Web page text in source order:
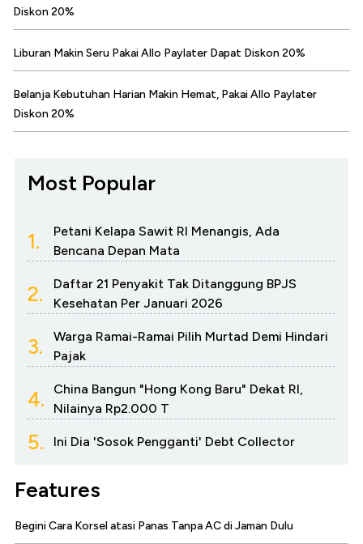
Diskon 20%
Liburan Makin Seru Pakai Allo Paylater Dapat Diskon 20%
Belanja Kebutuhan Harian Makin Hemat, Pakai Allo Paylater
Diskon 20%
Most Popular
1.
Petani Kelapa Sawit RI Menangis, Ada
Bencana Depan Mata
2.
Daftar 21 Penyakit Tak Ditanggung BPJS
Kesehatan Per Januari 2026
3.
Warga Ramai-Ramai Pilih Murtad Demi Hindari
Pajak
4.
China Bangun "Hong Kong Baru" Dekat RI,
Nilainya Rp2.000 T
5. Ini Dia 'Sosok Pengganti' Debt Collector
Features
Begini Cara Korsel atasi Panas Tanpa AC di Jaman Dulu